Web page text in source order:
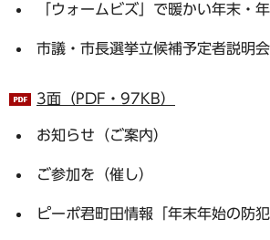
「ウォームビズ」で暖かい年末・
市議・市長選挙立候補予定者説明会
3面（PDF・97KB）
お知らせ（ご案内）
ご参加を（催し）
ピーポ君町田情報「年末年始の防犯